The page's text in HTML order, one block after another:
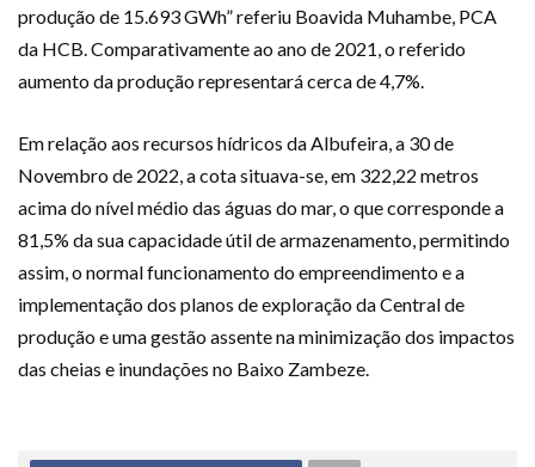
produção de 15.693 GWh” referiu Boavida Muhambe, PCA
da HCB. Comparativamente ao ano de 2021, o referido
aumento da produção representará cerca de 4,7%.
Em relação aos recursos hídricos da Albufeira, a 30 de
Novembro de 2022, a cota situava-se, em 322,22 metros
acima do nível médio das águas do mar, o que corresponde a
81,5% da sua capacidade útil de armazenamento, permitindo
assim, o normal funcionamento do empreendimento e a
implementação dos planos de exploração da Central de
produção e uma gestão assente na minimização dos impactos
das cheias e inundações no Baixo Zambeze.